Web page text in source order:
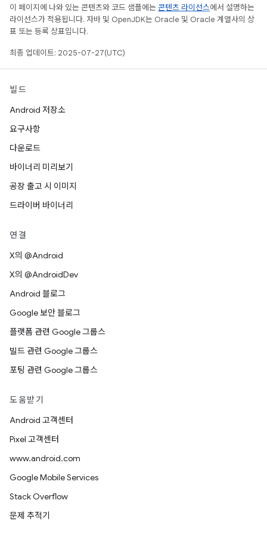
이 페이지에 나와 있는 콘텐츠와 코드 샘플에는 콘텐츠 라이선스에서 설명하는
라이선스가 적용됩니다. 자바 및 OpenJDK는 Oracle 및 Oracle 계열사의 상
표 또는 등록 상표입니다.
최종 업데이트: 2025-07-27(UTC)
빌드
Android 저장소
요구사항
다운로드
바이너리 미리보기
공장 출고 시 이미지
드라이버 바이너리
연결
X의 @Android
X의 @AndroidDev
Android 블로그
Google 보안 블로그
플랫폼 관련 Google 그룹스
빌드 관련 Google 그룹스
포팅 관련 Google 그룹스
도움받기
Android 고객센터
Pixel 고객센터
www.android.com
Google Mobile Services
Stack Overflow
문제 추적기